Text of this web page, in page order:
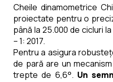
Cheile dinamometrice
proiectate pentru o
până la 25.000 de cicluri
– 1: 2017.
Pentru a asigura
de pară are un
trepte de 6,6°. Un